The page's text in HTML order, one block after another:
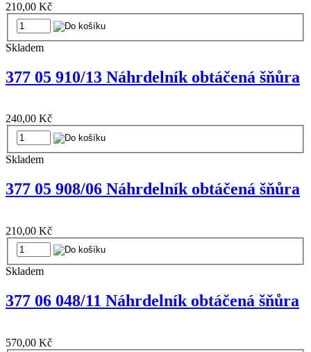
210,00 Kč
Skladem
377 05 910/13 Náhrdelník obtáčená šňůra
240,00 Kč
Skladem
377 05 908/06 Náhrdelník obtáčená šňůra
210,00 Kč
Skladem
377 06 048/11 Náhrdelník obtáčená šňůra
570,00 Kč